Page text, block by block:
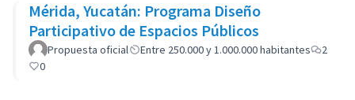
Mérida, Yucatán: Programa Diseño
Participativo de Espacios Públicos
Propuesta oficial Entre 250.000 y 1.000.000 habitantes
2
0